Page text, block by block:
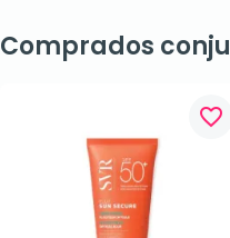
Comprados
favorite_border